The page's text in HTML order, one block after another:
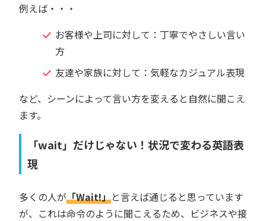
例えば・・・
お客様や上司に対して：丁寧でやさしい言い
方
友達や家族に対して：気軽なカジュアル表現
など、シーンによって言い方を変えると自然に聞こえ
ます。
「wait」だけじゃない！状況で変わる英語表
現
多くの人が「Wait!」と言えば通じると思っています
が、これは命令のように聞こえるため、ビジネスや接